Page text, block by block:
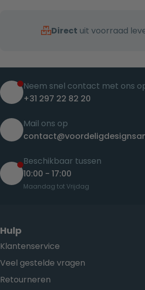
Direct uit voorraad
Neem snel contact met ons
+31 297 22 82 20
Mail ons op
Beschikbaar tussen
10:00 - 17:00
Maandag tot Vrijdag
Hulp
Klantenservice
Veel gestelde vragen
Retourneren